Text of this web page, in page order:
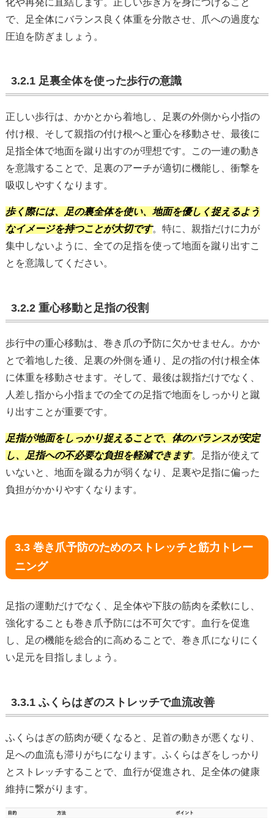
で、足全体にバランス良く体重を分散させ、爪への過度な
圧迫を防ぎましょう。
3.2.1 足裏全体を使った歩行の意識
正しい歩行は、かかとから着地し、足裏の外側から小指の
付け根、そして親指の付け根へと重心を移動させ、最後に
足指全体で地面を蹴り出すのが理想です。この一連の動き
を意識することで、足裏のアーチが適切に機能し、衝撃を
吸収しやすくなります。
歩く際には、足の裏全体を使い、地面を優しく捉えるよう
なイメージを持つことが大切です。特に、親指だけに力が
集中しないように、全ての足指を使って地面を蹴り出すこ
とを意識してください。
3.2.2 重心移動と足指の役割
歩行中の重心移動は、巻き爪の予防に欠かせません。かか
とで着地した後、足裏の外側を通り、足の指の付け根全体
に体重を移動させます。そして、最後は親指だけでなく、
人差し指から小指までの全ての足指で地面をしっかりと蹴
り出すことが重要です。
足指が地面をしっかり捉えることで、体のバランスが安定
し、足指への不必要な負担を軽減できます。足指が使えて
いないと、地面を蹴る力が弱くなり、足裏や足指に偏った
負担がかかりやすくなります。
3.3 巻き爪予防のためのストレッチと筋力トレー
ニング
足指の運動だけでなく、足全体や下肢の筋肉を柔軟にし、
強化することも巻き爪予防には不可欠です。血行を促進
し、足の機能を総合的に高めることで、巻き爪になりにく
い足元を目指しましょう。
3.3.1 ふくらはぎのストレッチで血流改善
ふくらはぎの筋肉が硬くなると、足首の動きが悪くなり、
足への血流も滞りがちになります。ふくらはぎをしっかり
とストレッチすることで、血行が促進され、足全体の健康
維持に繋がります。